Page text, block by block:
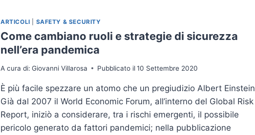
PER
EFFICACE
GESTIONE
PANDEMIA
ARTICOLI SAFETY & SECURITY
Come cambiano ruoli e strategie di sicurezza
nell’era pandemica
A cura di: Giovanni Villarosa Pubblicato il 10 Settembre 2020
È più facile spezzare un atomo che un pregiudizio Albert Einstein
Già dal 2007 il World Economic Forum, all’interno del Global Risk
Report, iniziò a considerare, tra i rischi emergenti, il possibile
pericolo generato da fattori pandemici; nella pubblicazione